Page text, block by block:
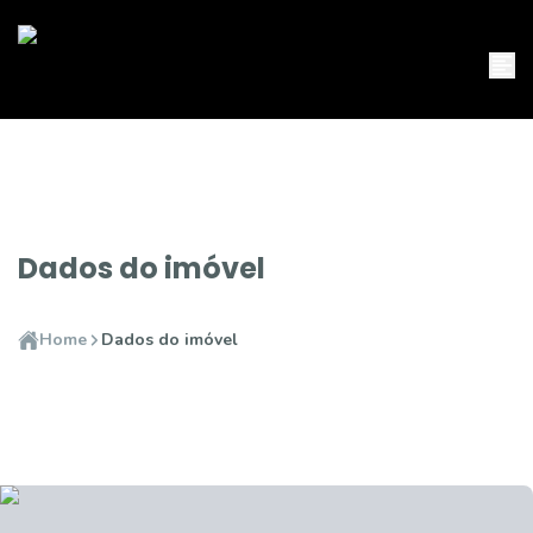
Dados do imóvel
Home Dados do imóvel